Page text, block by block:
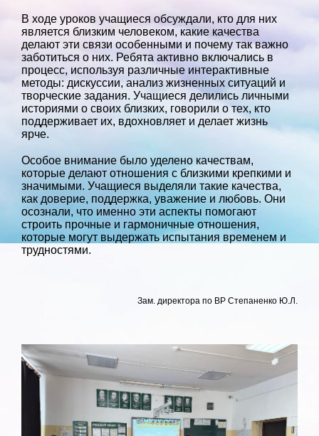
В ходе уроков учащиеся обсуждали, кто для них
является близким человеком, какие качества
делают эти связи особенными и почему так важно
заботиться о них. Ребята активно включались в
процесс, используя различные интерактивные
методы: дискуссии, анализ жизненных ситуаций и
творческие задания. Учащиеся делились личными
историями о своих близких, говорили о тех, кто
поддерживает их, вдохновляет и делает жизнь
ярче.
Особое внимание было уделено качествам,
которые делают отношения с близкими крепкими и
значимыми. Учащиеся выделяли такие качества,
как доверие, поддержка, уважение и любовь. Они
осознали, что именно эти аспекты помогают
строить прочные и гармоничные отношения,
которые могут выдержать испытания временем и
трудностями.
Зам. директора по ВР Степаненко Ю.Л.